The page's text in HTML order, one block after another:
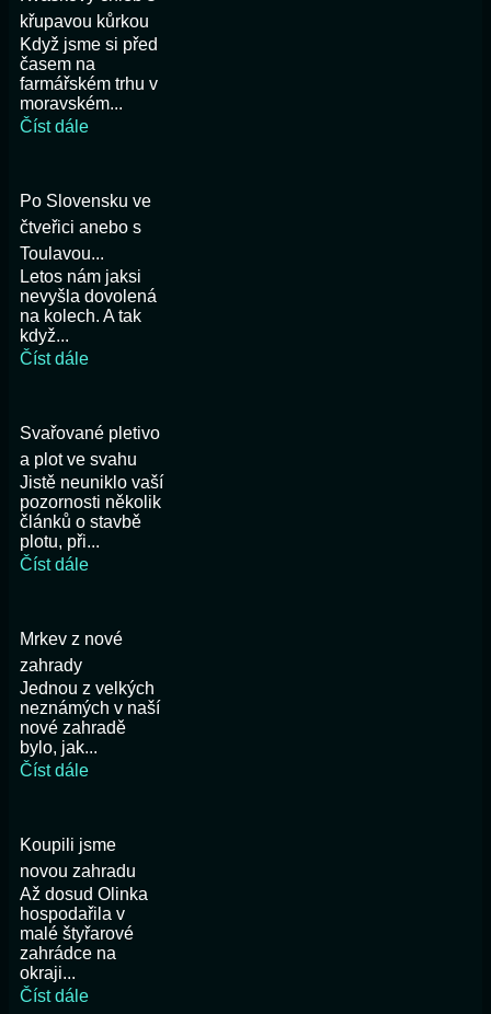
křupavou kůrkou
Když jsme si před
časem na
farmářském trhu v
moravském...
Číst dále
Po Slovensku ve
čtveřici anebo s
Toulavou...
Letos nám jaksi
nevyšla dovolená
na kolech. A tak
když...
Číst dále
Svařované pletivo
a plot ve svahu
Jistě neuniklo vaší
pozornosti několik
článků o stavbě
plotu, při...
Číst dále
Mrkev z nové
zahrady
Jednou z velkých
neznámých v naší
nové zahradě
bylo, jak...
Číst dále
Koupili jsme
novou zahradu
Až dosud Olinka
hospodařila v
malé štyřarové
zahrádce na
okraji...
Číst dále